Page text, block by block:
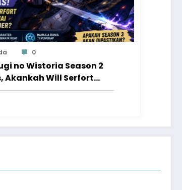
0
no Wistoria Season 2
Akankah Will Serfort
Para Magia